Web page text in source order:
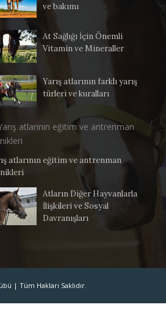
ve bakımı
At Sağlığı İçin Önemli
Vitamin ve Mineraller
Yarış atlarının farklı yarış
türleri ve kuralları
atlarının eğitim ve antrenman
Atların Diğer Hayvanlarla
İlişkileri ve Sosyal
Davranışları
| Tüm Hakları Saklıdır.